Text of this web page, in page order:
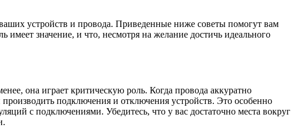
устройств и провода. Приведенные ниже советы помогут вам
значение, и что, несмотря на желание достичь идеального
она играет критическую роль. Когда провода аккуратно
подключения и отключения устройств. Это особенно
с подключениями. Убедитесь, что у вас достаточно места вокруг